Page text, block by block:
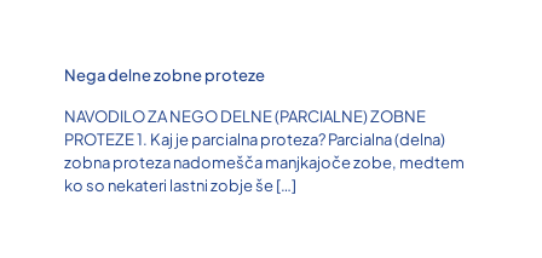
Nega delne zobne proteze
NAVODILO ZA NEGO DELNE (PARCIALNE) ZOBNE
PROTEZE 1. Kaj je parcialna proteza? Parcialna (delna)
zobna proteza nadomešča manjkajoče zobe, medtem
ko so nekateri lastni zobje še[…]